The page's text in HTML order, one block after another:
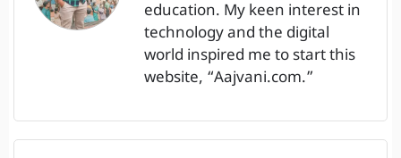
education. My keen interest in
technology and the digital
world inspired me to start this
website, “Aajvani.com.”